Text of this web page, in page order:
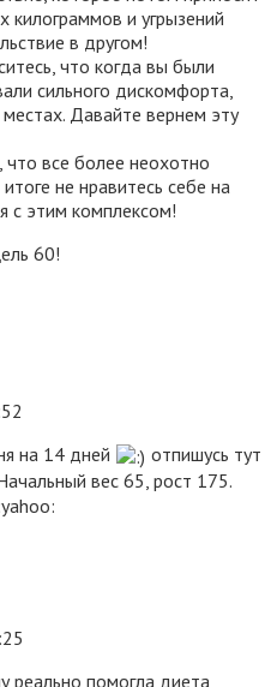
килограммов и угрызений
в другом!
что когда вы были
сильного дискомфорта,
Давайте вернем эту
все более неохотно
не нравитесь себе на
с этим комплексом!
60!
на 14 дней
отпишусь тут
вес 65, рост 175.
реально помогла диета